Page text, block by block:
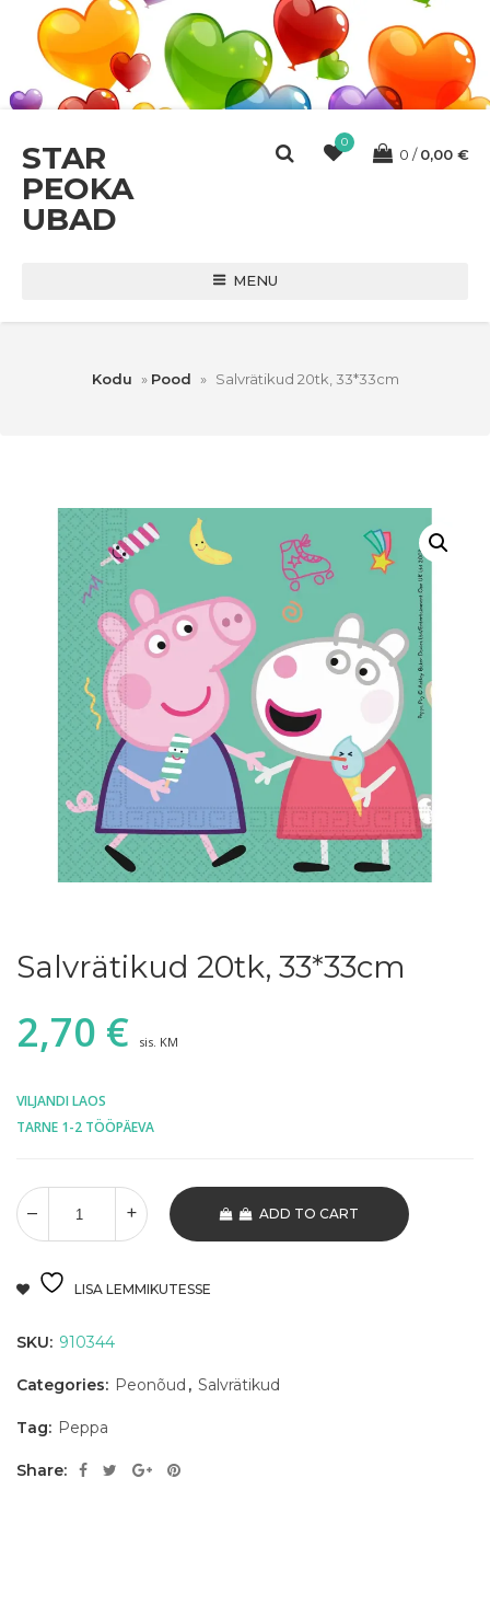
STAR
PEOKA
UBAD
0
0 0,00 €
MENU
Kodu » Pood » Salvrätikud 20tk, 33*33cm
Salvrätikud 20tk, 33*33cm
2,70 € sis. KM
VILJANDI LAOS
TARNE 1-2 TÖÖPÄEVA
ADD TO CART
LISA LEMMIKUTESSE
SKU: 910344
Categories: Peonõud , Salvrätikud
Tag: Peppa
Share: